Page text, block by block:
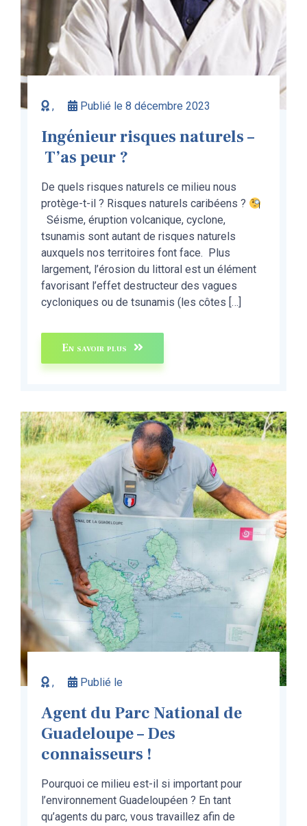
, Publié le 8 décembre 2023
Ingénieur risques naturels –
T’as peur ?
De quels risques naturels ce milieu nous
protège-t-il ? Risques naturels caribéens ?
Séisme, éruption volcanique, cyclone,
tsunamis sont autant de risques naturels
auxquels nos territoires font face. Plus
largement, l’érosion du littoral est un élément
favorisant l’effet destructeur des vagues
cycloniques ou de tsunamis (les côtes […]
En savoir plus
, Publié le
Agent du Parc National de
Guadeloupe – Des
connaisseurs !
Pourquoi ce milieu est-il si important pour
l’environnement Guadeloupéen ? En tant
qu’agents du parc, vous travaillez afin de